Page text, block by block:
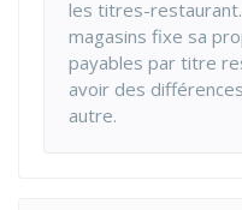
les titres-
magasins fixe sa
payables par titre
avoir des
autre.